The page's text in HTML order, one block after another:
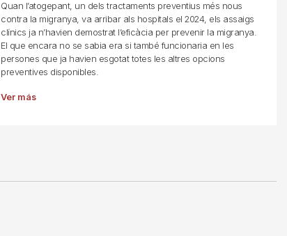
Quan l’atogepant, un dels tractaments preventius més nous
contra la migranya, va arribar als hospitals el 2024, els assaigs
clínics ja n’havien demostrat l’eficàcia per prevenir la migranya.
El que encara no se sabia era si també funcionaria en les
persones que ja havien esgotat totes les altres opcions
preventives disponibles.
Ver más